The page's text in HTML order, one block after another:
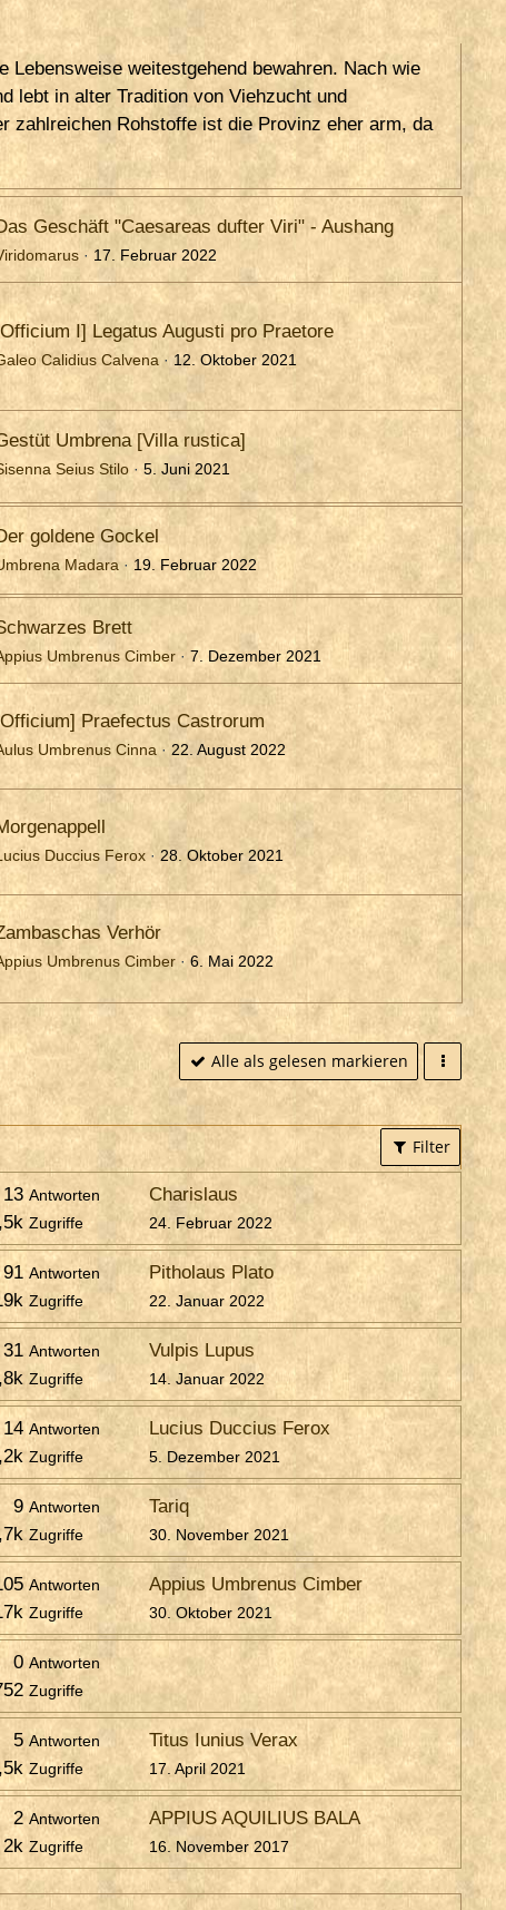
weitestgehend bewahren. Nach wie
lebt in alter Tradition von Viehzucht und
zahlreichen Rohstoffe ist die Provinz eher arm, da
Geschäft "Caesareas dufter Viri" - Aushang
17. Februar 2022
I] Legatus Augusti pro Praetore
Calidius Calvena 12. Oktober 2021
Umbrena [Villa rustica]
Seius Stilo 5. Juni 2021
goldene Gockel
Madara 19. Februar 2022
Brett
Umbrenus Cimber 7. Dezember 2021
Praefectus Castrorum
Umbrenus Cinna 22. August 2022
Duccius Ferox 28. Oktober 2021
Verhör
Umbrenus Cimber 6. Mai 2022
Alle als gelesen markieren
Filter
Antworten
13
Zugriffe
Charislaus
24. Februar 2022
Antworten
91
Zugriffe
Pitholaus Plato
22. Januar 2022
Antworten
31
Zugriffe
Vulpis Lupus
14. Januar 2022
Antworten
14
Zugriffe
Lucius Duccius Ferox
5. Dezember 2021
Antworten
9
Zugriffe
Tariq
30. November 2021
Antworten
Zugriffe
Appius Umbrenus Cimber
30. Oktober 2021
Antworten
0
Zugriffe
Antworten
5
Zugriffe
Titus Iunius Verax
17. April 2021
Antworten
2
Zugriffe
2k
APPIUS AQUILIUS BALA
16. November 2017